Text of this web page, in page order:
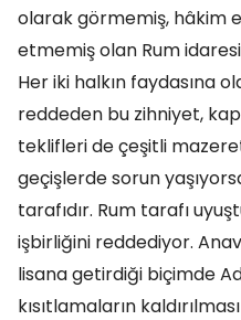
olarak görmemiş, hâkim
etmemiş olan Rum
Her iki halkın faydasına
reddeden bu zihniyet,
teklifleri de çeşitli
geçişlerde sorun
tarafıdır. Rum tarafı
işbirliğini reddediyor.
lisana getirdiği biçimde
kısıtlamaların